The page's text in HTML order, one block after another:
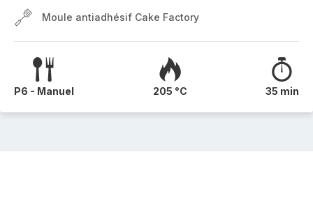
Moule antiadhésif Cake Factory
P6 - Manuel 205 °C 35 min